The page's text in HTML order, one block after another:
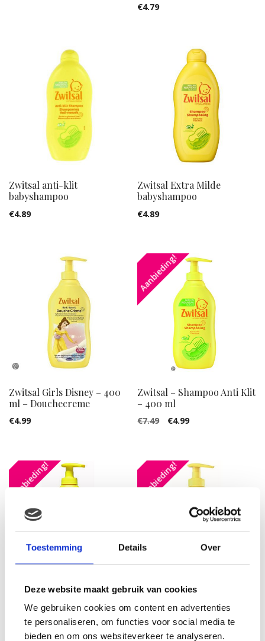
Toestemming Details Over
Deze website maakt gebruik van cookies
We gebruiken cookies om content en advertenties
te personaliseren, om functies voor social media te
bieden en om ons websiteverkeer te analyseren.
€4.79
Zwitsal anti-klit
babyshampoo
€4.89
Zwitsal Extra Milde
babyshampoo
€4.89
Zwitsal Girls Disney – 400
ml – Douchecreme
€4.99
Aanbieding!
Zwitsal – Shampoo Anti Klit
– 400 ml
€7.49
Oorspronkelijke
€7.49.
€4.99Huidige
€4.99.
Aanbieding!
Klit Girls 200 ml
6.99
Oorspronkelijke
€4.99Huidige
Aanbieding!
Shampoo Boys 400 ml
€5.99
Oorspronkelijke
€4.99Huidige